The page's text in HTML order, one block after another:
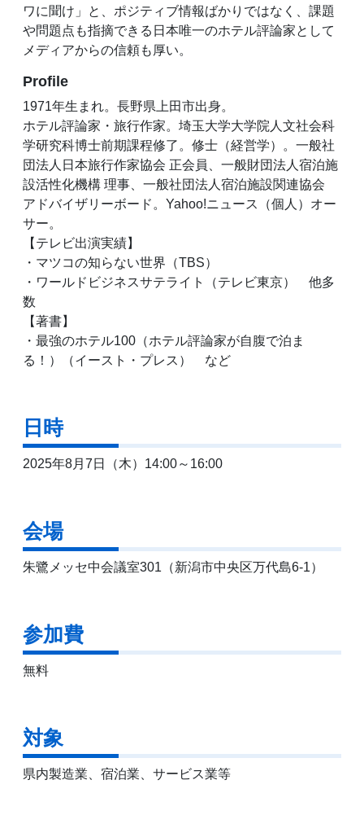
ワに聞け」と、ポジティブ情報ばかりではなく、課題
や問題点も指摘できる日本唯一のホテル評論家として
メディアからの信頼も厚い。
Profile
1971年生まれ。長野県上田市出身。
ホテル評論家・旅行作家。埼玉大学大学院人文社会科
学研究科博士前期課程修了。修士（経営学）。一般社
団法人日本旅行作家協会 正会員、一般財団法人宿泊施
設活性化機構 理事、一般社団法人宿泊施設関連協会
アドバイザリーボード。Yahoo!ニュース（個人）オー
サー。
【テレビ出演実績】
・マツコの知らない世界（TBS）
・ワールドビジネスサテライト（テレビ東京） 他多
数
【著書】
・最強のホテル100（ホテル評論家が自腹で泊ま
る！）（イースト・プレス） など
日時
2025年8月7日（木）14:00～16:00
会場
朱鷺メッセ中会議室301（新潟市中央区万代島6-1）
参加費
無料
対象
県内製造業、宿泊業、サービス業等